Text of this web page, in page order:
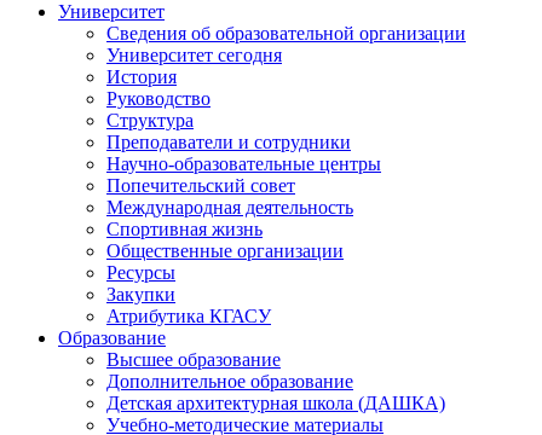
Университет
Сведения об образовательной организации
Университет сегодня
История
Руководство
Структура
Преподаватели и сотрудники
Научно-образовательные центры
Попечительский совет
Международная деятельность
Спортивная жизнь
Общественные организации
Ресурсы
Закупки
Атрибутика КГАСУ
Образование
Высшее образование
Дополнительное образование
Детская архитектурная школа (ДАШКА)
Учебно-методические материалы